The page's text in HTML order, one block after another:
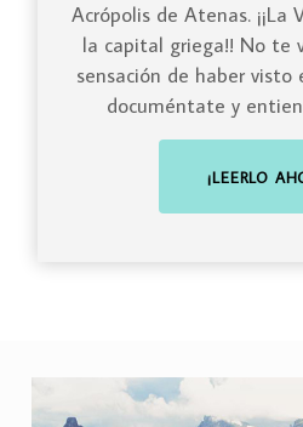
Acrópolis de Atenas. ¡¡La
la capital griega!! No te
sensación de haber visto
documéntate y
¡LEERLO